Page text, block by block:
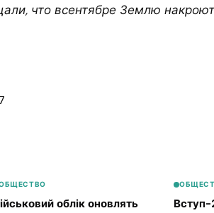
что всентябре Землю
облік оновлять
Вступ-